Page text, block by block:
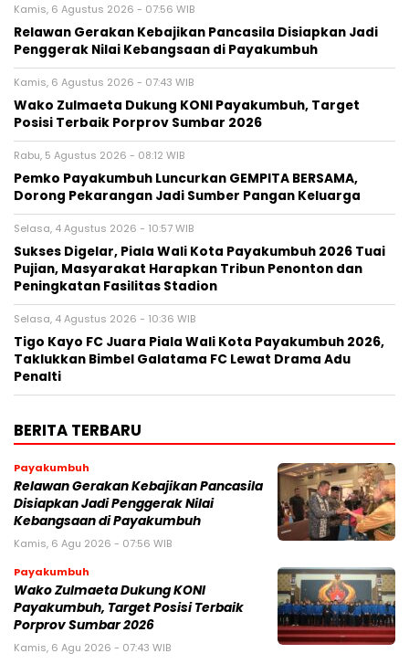
Kamis, 6 Agustus 2026 - 07:56 WIB
Relawan Gerakan Kebajikan Pancasila Disiapkan Jadi
Penggerak Nilai Kebangsaan di Payakumbuh
Kamis, 6 Agustus 2026 - 07:43 WIB
Wako Zulmaeta Dukung KONI Payakumbuh, Target
Posisi Terbaik Porprov Sumbar 2026
Rabu, 5 Agustus 2026 - 08:12 WIB
Pemko Payakumbuh Luncurkan GEMPITA BERSAMA,
Dorong Pekarangan Jadi Sumber Pangan Keluarga
Selasa, 4 Agustus 2026 - 10:57 WIB
Sukses Digelar, Piala Wali Kota Payakumbuh 2026 Tuai
Pujian, Masyarakat Harapkan Tribun Penonton dan
Peningkatan Fasilitas Stadion
Selasa, 4 Agustus 2026 - 10:36 WIB
Tigo Kayo FC Juara Piala Wali Kota Payakumbuh 2026,
Taklukkan Bimbel Galatama FC Lewat Drama Adu
Penalti
BERITA TERBARU
Payakumbuh
Relawan Gerakan Kebajikan Pancasila
Disiapkan Jadi Penggerak Nilai
Kebangsaan di Payakumbuh
Kamis, 6 Agu 2026 - 07:56 WIB
Payakumbuh
Wako Zulmaeta Dukung KONI
Payakumbuh, Target Posisi Terbaik
Porprov Sumbar 2026
Kamis, 6 Agu 2026 - 07:43 WIB